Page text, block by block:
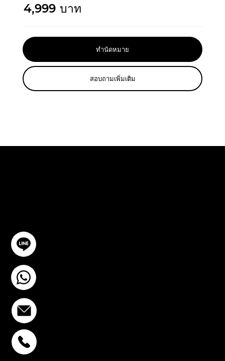
4,999 บาท
ทำนัดหมาย
สอบถามเพิ่มเติม